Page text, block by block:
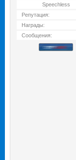
Speechless
Репутация:
Награды:
Сообщения: